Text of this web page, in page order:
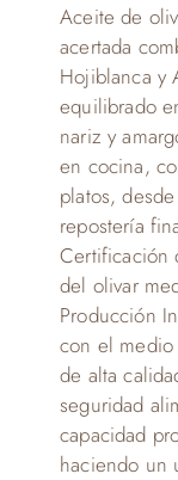
Aceite de
acertada
Hojiblanca y
equilibrado
nariz y
en cocina,
platos,
repostería
Certificación
del olivar
Producción
con el medio
de alta
seguridad
capacidad
haciendo un